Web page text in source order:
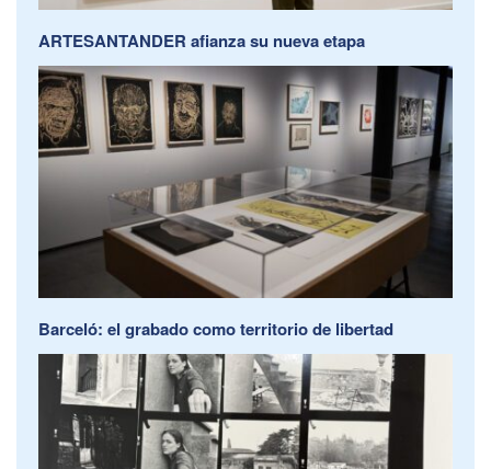
ARTESANTANDER afianza su nueva etapa
Barceló: el grabado como territorio de libertad